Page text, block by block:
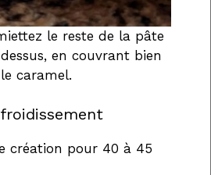
le reste de la pâte
en couvrant bien
caramel.
création pour 40 à 45